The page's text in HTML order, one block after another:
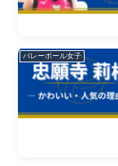
バレーボール女子